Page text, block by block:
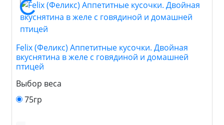
Felix (Феликс) Аппетитные кусочки. Двойная
вкуснятина в желе с говядиной и домашней
птицей
Выбор веса
75гр